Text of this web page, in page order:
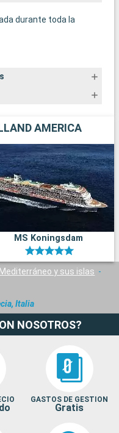
durante toda la
AMERICA
MS Koningsdam
y sus islas
Italia
NOSOTROS?
GASTOS DE GESTION
Gratis